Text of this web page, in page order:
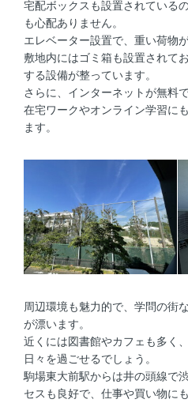
宅配ボックスも設置されている
も心配ありません。
エレベーター設置で、重い荷物
敷地内にはゴミ箱も設置されて
する設備が整っています。
さらに、インターネットが無料
在宅ワークやオンライン学習に
ます。
周辺環境も魅力的で、学問の街
が漂います。
近くには図書館やカフェも多く
日々を過ごせるでしょう。
駒場東大前駅からは井の頭線で
セスも良好で、仕事や買い物にも